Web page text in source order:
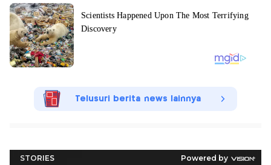
Telusuri berita news lainnya